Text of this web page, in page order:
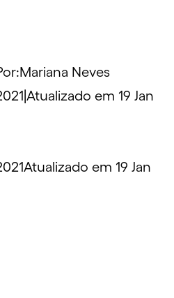
Mariana Neves
Atualizado em 19 Jan
Atualizado em 19 Jan